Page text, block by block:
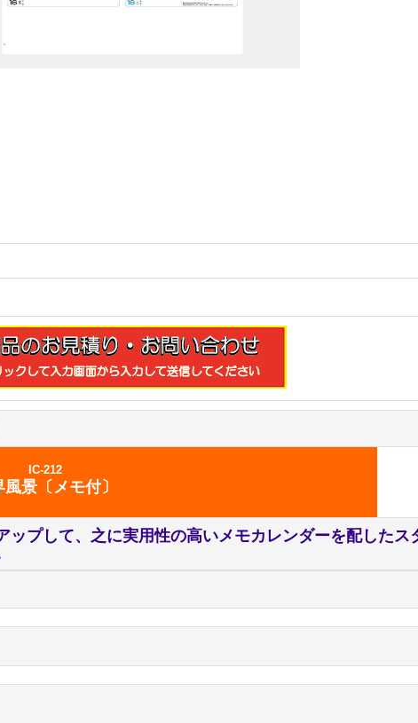
IC-212
景〔メモ付〕
プして、之に実用性の高いメモカレンダーを配したス